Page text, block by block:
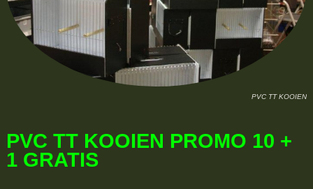
PVC TT KOOIEN
PVC TT KOOIEN PROMO 10 +
1 GRATIS